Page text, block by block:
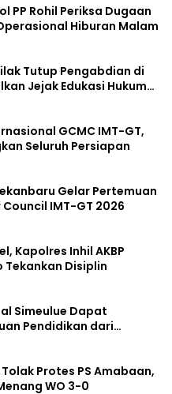
PP Rohil Periksa Dugaan
Hiburan Malam
Tutup Pengabdian di
Jejak Edukasi Hukum
GCMC IMT-GT,
Seluruh Persiapan
Gelar Pertemuan
IMT-GT 2026
Kapolres Inhil AKBP
Tekankan Disiplin
Simeulue Dapat
Pendidikan dari
Protes PS Amabaan,
WO 3-0